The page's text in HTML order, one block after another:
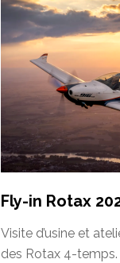
Fly-in Rotax
Visite d’usine et
des Rotax 4-